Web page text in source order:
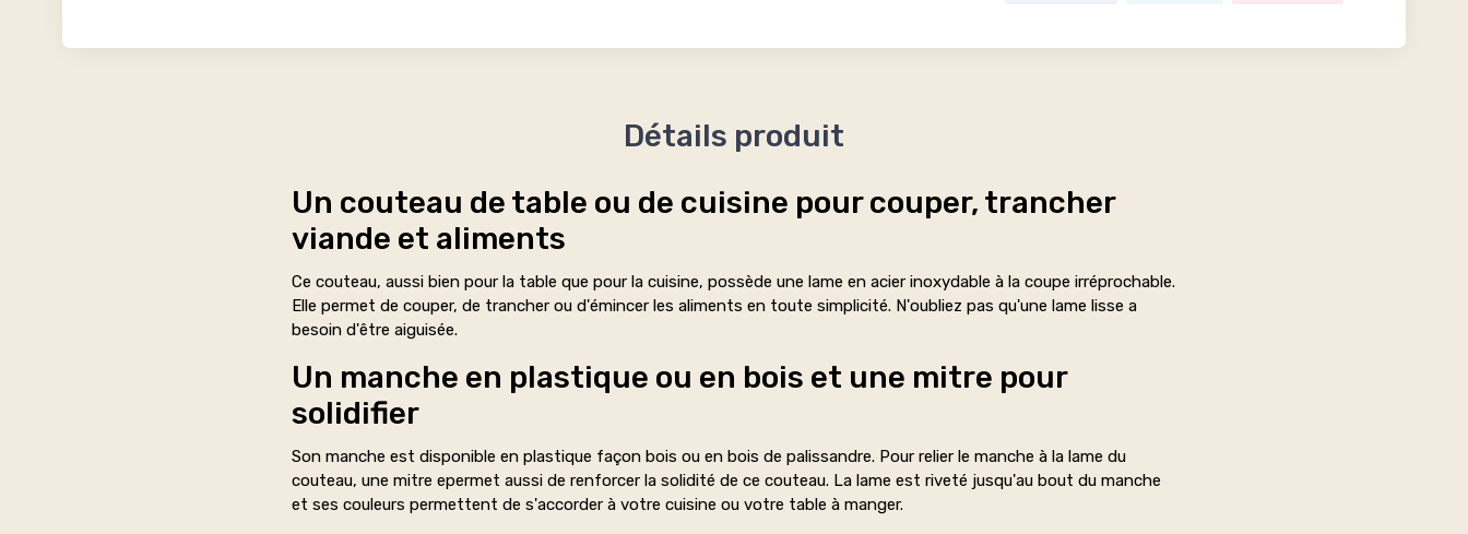
Détails produit
Un couteau de table ou de cuisine pour couper, trancher
viande et aliments
Ce couteau, aussi bien pour la table que pour la cuisine, possède une lame en acier inoxydable à la coupe irréprochable.
Elle permet de couper, de trancher ou d'émincer les aliments en toute simplicité. N'oubliez pas qu'une lame lisse a
besoin d'être aiguisée.
Un manche en plastique ou en bois et une mitre pour
solidifier
Son manche est disponible en plastique façon bois ou en bois de palissandre. Pour relier le manche à la lame du
couteau, une mitre epermet aussi de renforcer la solidité de ce couteau. La lame est riveté jusqu'au bout du manche
et ses couleurs permettent de s'accorder à votre cuisine ou votre table à manger.